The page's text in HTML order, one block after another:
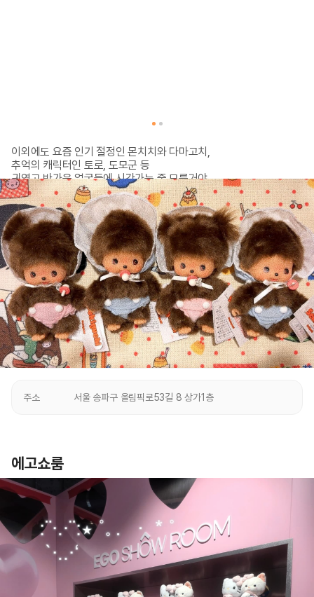
이외에도 요즘 인기 절정인 몬치치와 다마고치,
추억의 캐릭터인 토로, 도모군 등
귀엽고 반가운 얼굴들에 시간가는 줄 모를거야.
히나츠 잡화점 역시 새 굿즈도 있지만
중고 굿즈도 있어 중고 굿즈에 대한
어느 정도 이해가 있는 덕질러들이라면
더욱 좋을 거 같아!
인스타그램(@heenatz)에
매일 신제품 정보가 업로드 되고
매주 목요일마다 라방을 통해
제품을 구매할 수 있다고 하니
아래 링크를 참고하라굿!
히나츠 잡화점 인스타그램
주소 서울 송파구 올림픽로53길 8 상가1층
에고쇼룸